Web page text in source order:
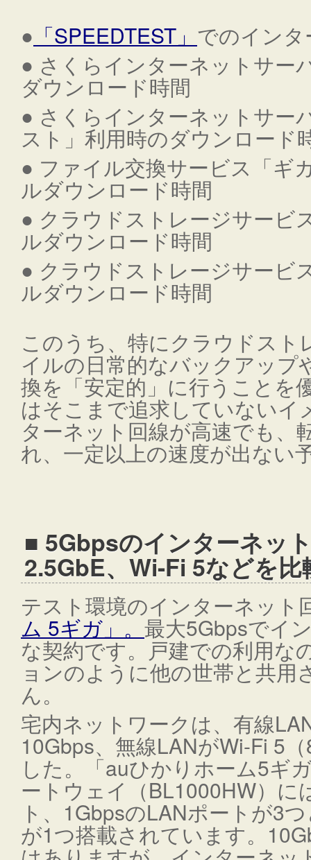
● 「SPEEDTEST」 でのイン
● さくらインターネットサー
ダウンロード時間
● さくらインターネットサー
スト」利用時のダウンロード
● ファイル交換サービス「ギ
ルダウンロード時間
● クラウドストレージサービ
ルダウンロード時間
● クラウドストレージサービ
ルダウンロード時間
このうち、特にクラウドスト
イルの日常的なバックアップ
換を「安定的」に行うことを
はそこまで追求していないイ
ターネット回線が高速でも、
れ、一定以上の速度が出ない
■ 5Gbpsのインターネッ
2.5GbE、Wi-Fi 5などを比
テスト環境のインターネット
ム 5ギガ」。 最大5Gbpsでイ
な契約です。戸建での利用な
ョンのように他の世帯と共
ん。
宅内ネットワークは、有線
10Gbps、無線LANがWi-Fi 5
した。「auひかりホーム5ギ
ートウェイ（BL1000HW）に
ト、1GbpsのLANポートが3
が1つ搭載されています。